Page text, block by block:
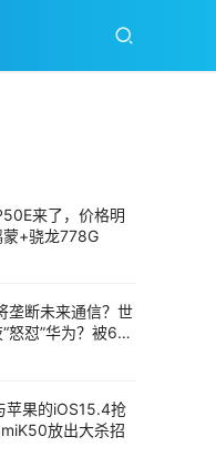
来了，价格明
蒙+骁龙778G
垄断未来通信？世
怒怼”华为？被6G
果的iOS15.4抢
放出大杀招